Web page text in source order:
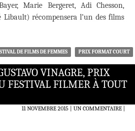
Marie Bergeret, Adi Chesson,
Libault) récompensera l’un des films
DE FILMS DE FEMMES PRIX FORMAT COURT
VINAGRE, PRIX
FESTIVAL FILMER À TOUT
11 NOVEMBRE 2015 UN COMMENTAIRE|